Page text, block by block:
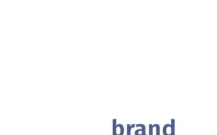
brand